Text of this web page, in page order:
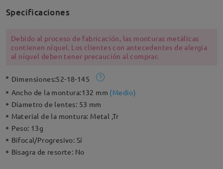
Specificaciones
Debido al proceso de fabricación, las monturas metálicas
contienen níquel. Los clientes con antecedentes de alergia
al níquel deben tener precaución al comprar.
Dimensiones:52-18-145
Ancho de la montura:132 mm (Medio)
Diametro de lentes: 53 mm
Material de la montura: Metal ,Tr
Peso: 13g
Bifocal/Progresivo: Sí
Bisagra de resorte: No